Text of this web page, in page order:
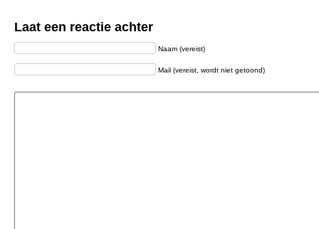
Laat een reactie achter
Naam (vereist)
Mail (vereist, wordt niet getoond)